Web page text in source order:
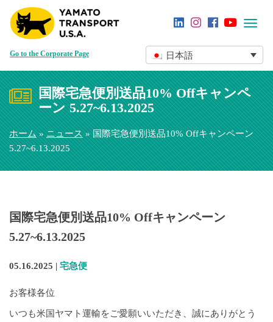
Go to the Corporate Page 日本語
国際宅急便別送品10% Offキャンペ
ーン 5.27~6.13.2025
ホーム»ニュース» 国際宅急便別送品10% Offキャンペーン
5.27~6.13.2025
国際宅急便別送品10% Offキャンペーン
5.27~6.13.2025
05.16.2025 | 宅急便
お客様各位
いつも米国ヤマト運輸をご愛願いいただき、誠にありがとう